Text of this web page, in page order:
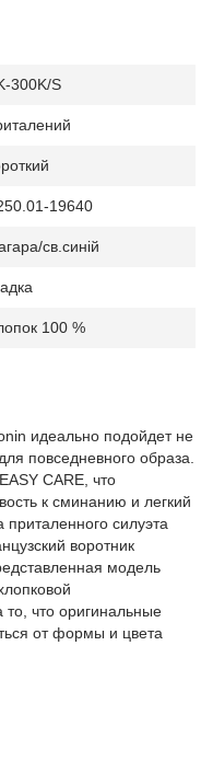
300K/S
19640
св.синій
100 %
идеально подойдет не
повседневного образа.
CARE, что
к сминанию и легкий
силуэта
воротник
модель
что оригинальные
от формы и цвета